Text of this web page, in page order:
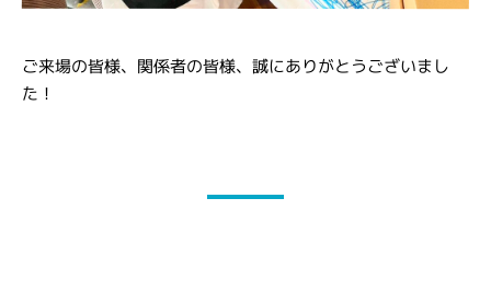
ご来場の皆様、関係者の皆様、誠にありがとうございまし
た！